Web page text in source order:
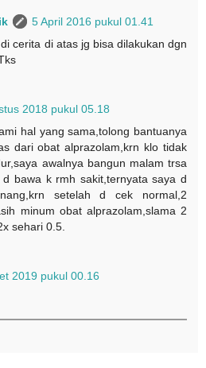
5 April 2016 pukul 01.41
cerita di atas jg bisa dilakukan dgn
2018 pukul 05.18
hal yang sama,tolong bantuanya
dari obat alprazolam,krn klo tidak
awalnya bangun malam trsa
d bawa k rmh sakit,ternyata saya d
setelah d cek normal,2
minum obat alprazolam,slama 2
sehari 0.5.
2019 pukul 00.16